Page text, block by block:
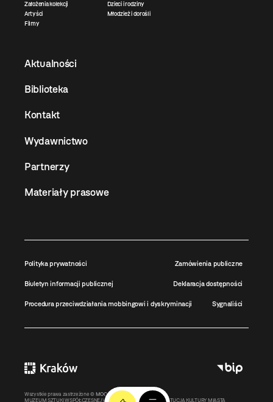
Założenia kolekcji
Artyści
Filmy
Dzieci i rodziny
Młodzież i dorośli
Aktualności
Biblioteka
Kontakt
Wydawnictwo
Partnerzy
Materiały prasowe
Polityka prywatności Zamówienia publiczne
Biuletyn informacji publicznej Deklaracja dostępności
Procedura przeciwdziałania mobbingowi i dyskryminacji Sygnaliści
Wszystkie prawa zastrzeżone © MOCAK2011-2026
MUZEUM SZTUKI WSPÓŁCZESNEJ W KRAKOWIE MOCAK – INSTYTUCJA KULTURY MIASTA